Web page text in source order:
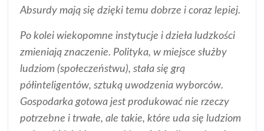
Absurdy mają się dzięki temu dobrze i coraz lepiej.
Po kolei wiekopomne instytucje i dzieła ludzkości
zmieniają znaczenie. Polityka, w miejsce służby
ludziom (społeczeństwu), stała się grą
półinteligentów, sztuką uwodzenia wyborców.
Gospodarka gotowa jest produkować nie rzeczy
potrzebne i trwałe, ale takie, które uda się ludziom